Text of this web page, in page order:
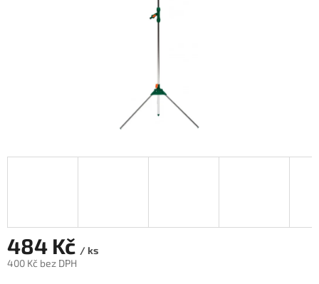
484 Kč / ks
400 Kč bez DPH